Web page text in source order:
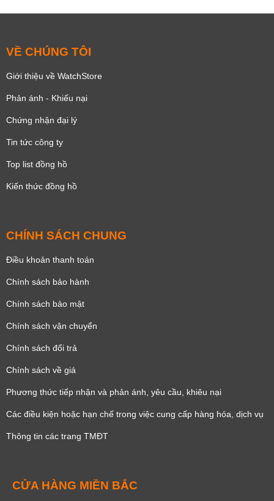
VỀ CHÚNG TÔI
Giới thiệu về WatchStore
Phản ánh - Khiếu nại
Chứng nhận đại lý
Tin tức công ty
Top list đồng hồ
Kiến thức đồng hồ
CHÍNH SÁCH CHUNG
Điều khoản thanh toán
Chính sách bảo hành
Chính sách bảo mật
Chính sách vận chuyển
Chính sách đổi trả
Chính sách về giá
Phương thức tiếp nhận và phản ánh, yêu cầu, khiêu nại
Các điều kiện hoặc hạn chế trong việc cung cấp hàng hóa, dịch vụ
Thông tin các trang TMĐT
CỬA HÀNG MIỀN BẮC